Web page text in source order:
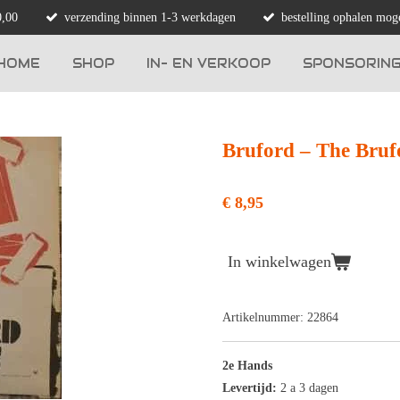
verzending binnen 1-3 werkdagen bestelling ophalen
SHOP IN- EN VERKOOP
Bruford ‎– The
€ 8,95
In winkelwagen
Artikelnummer: 22864
2e Hands
Levertijd: 2 a 3 dagen